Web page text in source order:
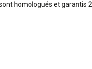
homologués et